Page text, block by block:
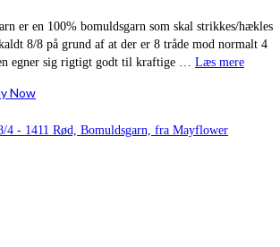
er en 100% bomuldsgarn som skal strikkes/hækles
8/8 på grund af at der er 8 tråde mod normalt 4
egner sig rigtigt godt til kraftige … Læs mere
Now